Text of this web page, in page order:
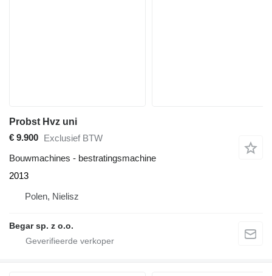
Probst Hvz uni
€ 9.900 Exclusief BTW
Bouwmachines - bestratingsmachine
2013
Polen, Nielisz
Begar sp. z o.o.